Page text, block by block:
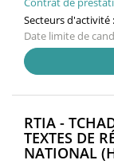
Secteurs d'activité :
Date limite de
RTIA -
TEXTES DE
NATIONAL